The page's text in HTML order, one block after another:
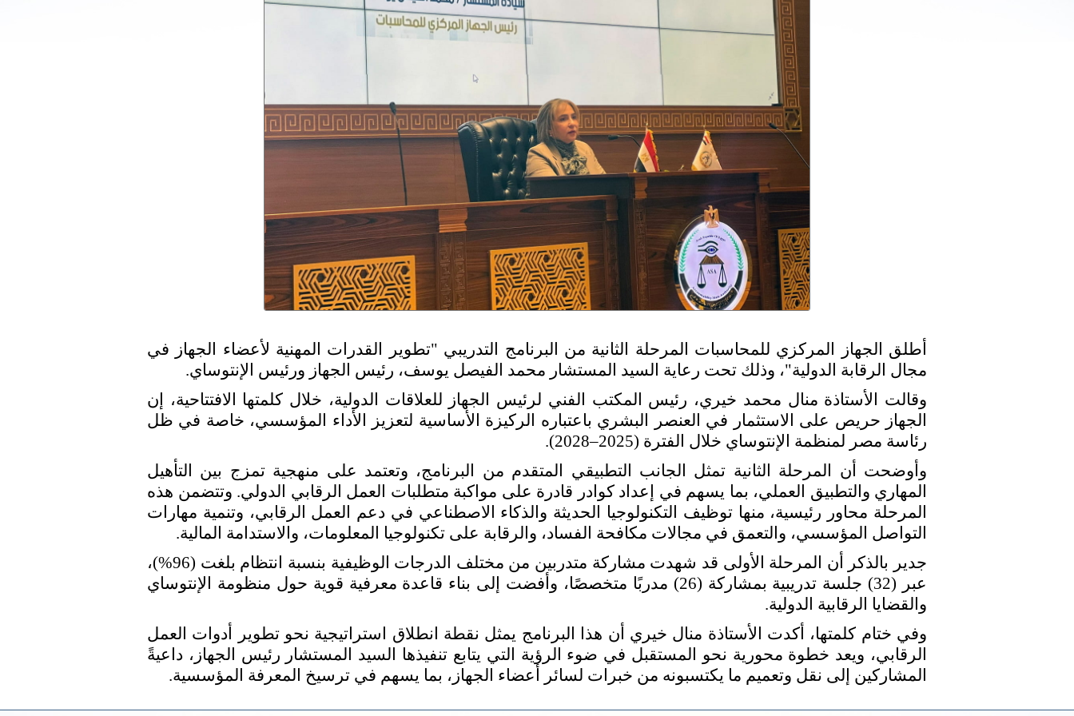
أطلق الجهاز المركزي للمحاسبات المرحلة الثانية من البرنامج التدريبي "تطوير القدرات المهنية لأعضاء الجهاز في
مجال الرقابة الدولية"، وذلك تحت رعاية السيد المستشار محمد الفيصل يوسف، رئيس الجهاز ورئيس الإنتوساي.
وقالت الأستاذة منال محمد خيري، رئيس المكتب الفني لرئيس الجهاز للعلاقات الدولية، خلال كلمتها الافتتاحية، إن
الجهاز حريص على الاستثمار في العنصر البشري باعتباره الركيزة الأساسية لتعزيز الأداء المؤسسي، خاصة في ظل
رئاسة مصر لمنظمة الإنتوساي خلال الفترة (2025–2028).
وأوضحت أن المرحلة الثانية تمثل الجانب التطبيقي المتقدم من البرنامج، وتعتمد على منهجية تمزج بين التأهيل
المهاري والتطبيق العملي، بما يسهم في إعداد كوادر قادرة على مواكبة متطلبات العمل الرقابي الدولي. وتتضمن هذه
المرحلة محاور رئيسية، منها توظيف التكنولوجيا الحديثة والذكاء الاصطناعي في دعم العمل الرقابي، وتنمية مهارات
التواصل المؤسسي، والتعمق في مجالات مكافحة الفساد، والرقابة على تكنولوجيا المعلومات، والاستدامة المالية.
جدير بالذكر أن المرحلة الأولى قد شهدت مشاركة متدربين من مختلف الدرجات الوظيفية بنسبة انتظام بلغت (96%)،
عبر (32) جلسة تدريبية بمشاركة (26) مدربًا متخصصًا، وأفضت إلى بناء قاعدة معرفية قوية حول منظومة الإنتوساي
والقضايا الرقابية الدولية.
وفي ختام كلمتها، أكدت الأستاذة منال خيري أن هذا البرنامج يمثل نقطة انطلاق استراتيجية نحو تطوير أدوات العمل
الرقابي، ويعد خطوة محورية نحو المستقبل في ضوء الرؤية التي يتابع تنفيذها السيد المستشار رئيس الجهاز، داعيةً
المشاركين إلى نقل وتعميم ما يكتسبونه من خبرات لسائر أعضاء الجهاز، بما يسهم في ترسيخ المعرفة المؤسسية.